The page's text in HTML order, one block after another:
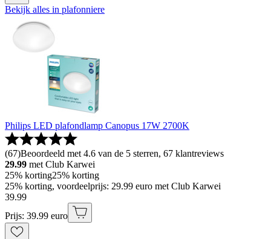
Bekijk alles in plafonniere
Philips LED plafondlamp Canopus 17W 2700K
(67)Beoordeeld met 4.6 van de 5 sterren, 67 klantreviews
29.99 met Club Karwei
25% korting25% korting
25% korting, voordeelprijs: 29.99 euro met Club Karwei
39.99
Prijs: 39.99 euro